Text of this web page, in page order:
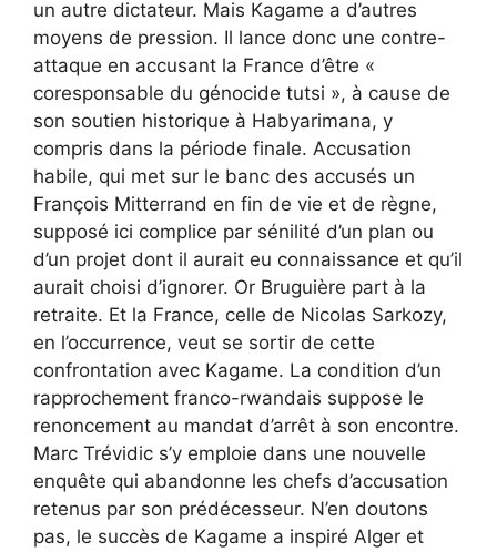
un autre dictateur. Mais Kagame a d’autres
moyens de pression. Il lance donc une contre-
attaque en accusant la France d’être «
coresponsable du génocide tutsi », à cause de
son soutien historique à Habyarimana, y
compris dans la période finale. Accusation
habile, qui met sur le banc des accusés un
François Mitterrand en fin de vie et de règne,
supposé ici complice par sénilité d’un plan ou
d’un projet dont il aurait eu connaissance et qu’il
aurait choisi d’ignorer. Or Bruguière part à la
retraite. Et la France, celle de Nicolas Sarkozy,
en l’occurrence, veut se sortir de cette
confrontation avec Kagame. La condition d’un
rapprochement franco-rwandais suppose le
renoncement au mandat d’arrêt à son encontre.
Marc Trévidic s’y emploie dans une nouvelle
enquête qui abandonne les chefs d’accusation
retenus par son prédécesseur. N’en doutons
pas, le succès de Kagame a inspiré Alger et